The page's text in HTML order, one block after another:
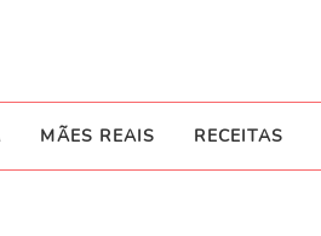
MÃES REAIS RECEITAS